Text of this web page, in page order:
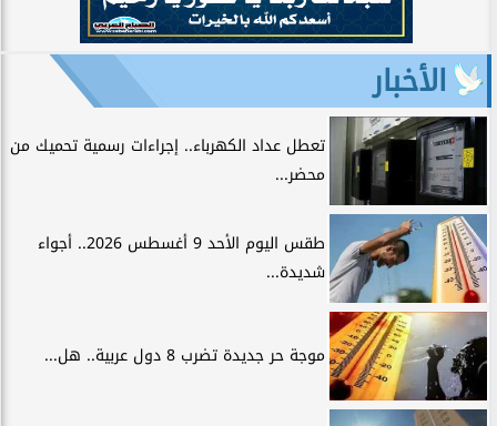
الأخبار
تعطل عداد الكهرباء.. إجراءات رسمية تحميك من
محضر...
طقس اليوم الأحد 9 أغسطس 2026.. أجواء
شديدة...
موجة حر جديدة تضرب 8 دول عربية.. هل...